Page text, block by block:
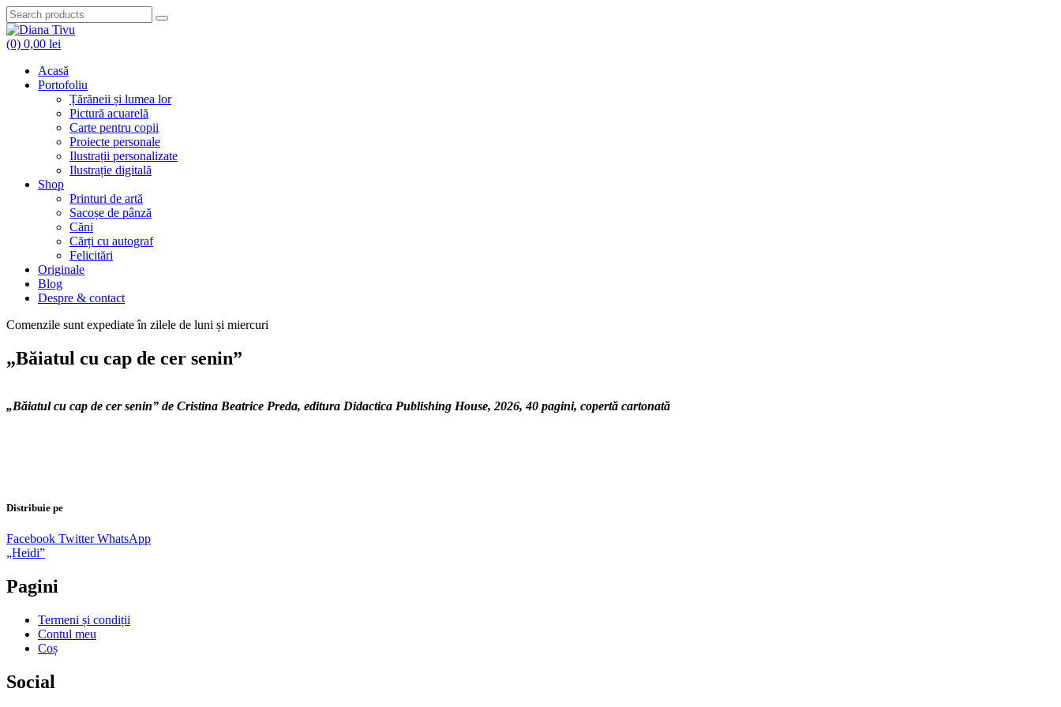
Skip
to
content
(0) 0,00 lei
Acasă
Portofoliu
Țărăneii și lumea lor
Pictură acuarelă
Carte pentru copii
Proiecte personale
Ilustrații personalizate
Ilustrație digitală
Shop
Printuri de artă
Sacoșe de pânză
Căni
Cărți cu autograf
Felicitări
Originale
Blog
Despre & contact
Comenzile sunt expediate în zilele de luni și miercuri
„Băiatul cu cap de cer senin”
„Băiatul cu cap de cer senin” de Cristina Beatrice Preda, editura Didactica Publishing House, 2026, 40 pagini, copertă cartonată
Distribuie pe
Facebook Twitter WhatsApp
Navigare
în
articole
„Heidi”
Pagini
Termeni și condiții
Contul meu
Coș
Social